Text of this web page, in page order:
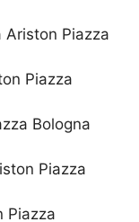
Ariston Piazza
Piazza
Bologna
Piazza
Piazza